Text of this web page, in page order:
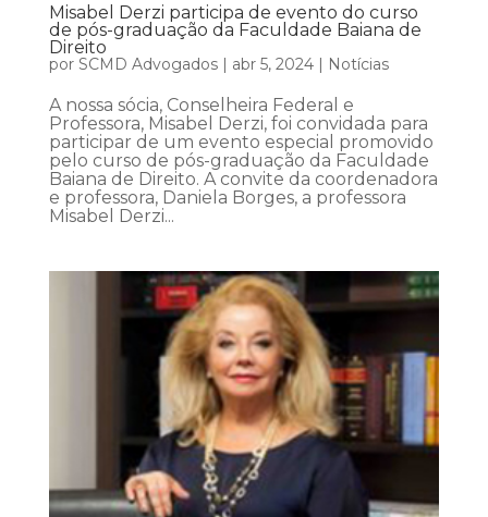
Misabel Derzi participa de evento do curso
de pós-graduação da Faculdade Baiana de
Direito
por SCMD Advogados| abr 5, 2024| Notícias
A nossa sócia, Conselheira Federal e
Professora, Misabel Derzi, foi convidada para
participar de um evento especial promovido
pelo curso de pós-graduação da Faculdade
Baiana de Direito. A convite da coordenadora
e professora, Daniela Borges, a professora
Misabel Derzi...